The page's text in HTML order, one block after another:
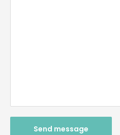
Send message